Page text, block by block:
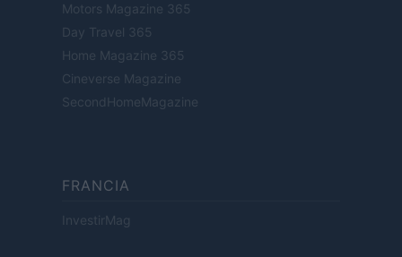
Motors Magazine 365
Day Travel 365
Home Magazine 365
Cineverse Magazine
SecondHomeMagazine
FRANCIA
InvestirMag